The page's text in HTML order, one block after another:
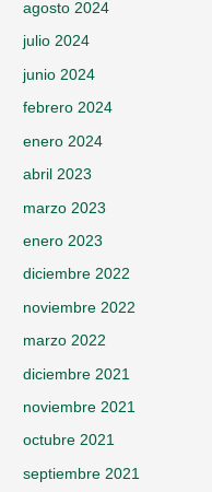
agosto 2024
julio 2024
junio 2024
febrero 2024
enero 2024
abril 2023
marzo 2023
enero 2023
diciembre 2022
noviembre 2022
marzo 2022
diciembre 2021
noviembre 2021
octubre 2021
septiembre 2021